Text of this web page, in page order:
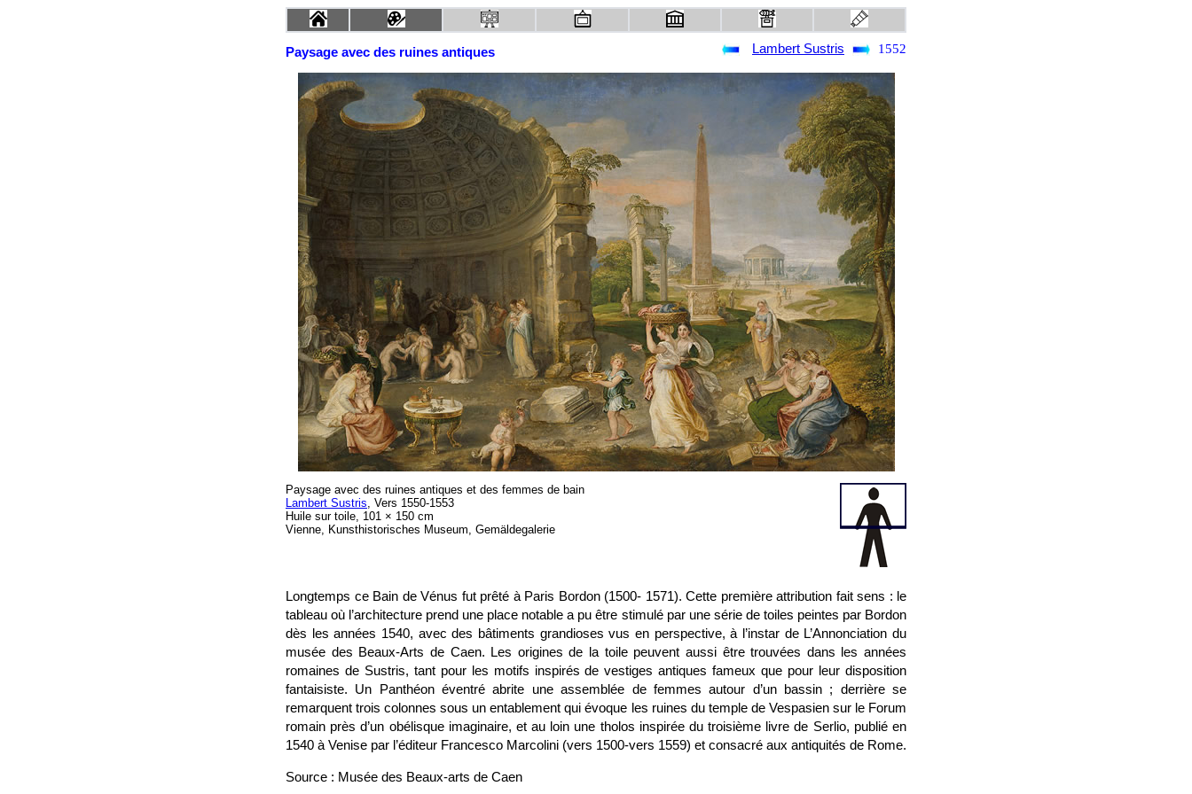
Paysage avec des ruines antiques Lambert Sustris 1552
Paysage avec des ruines antiques et des femmes de bain
Lambert Sustris, Vers 1550-1553
Huile sur toile, 101 × 150 cm
Vienne, Kunsthistorisches Museum, Gemäldegalerie
Longtemps ce Bain de Vénus fut prêté à Paris Bordon (1500- 1571). Cette première attribution fait sens : le
tableau où l’architecture prend une place notable a pu être stimulé par une série de toiles peintes par Bordon
dès les années 1540, avec des bâtiments grandioses vus en perspective, à l’instar de L’Annonciation du
musée des Beaux-Arts de Caen. Les origines de la toile peuvent aussi être trouvées dans les années
romaines de Sustris, tant pour les motifs inspirés de vestiges antiques fameux que pour leur disposition
fantaisiste. Un Panthéon éventré abrite une assemblée de femmes autour d’un bassin ; derrière se
remarquent trois colonnes sous un entablement qui évoque les ruines du temple de Vespasien sur le Forum
romain près d’un obélisque imaginaire, et au loin une tholos inspirée du troisième livre de Serlio, publié en
1540 à Venise par l’éditeur Francesco Marcolini (vers 1500-vers 1559) et consacré aux antiquités de Rome.
Source : Musée des Beaux-arts de Caen